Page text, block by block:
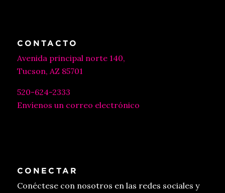
CONTACTO
Avenida principal norte 140,
Tucson, AZ 85701
520-624-2333
Envíenos un correo electrónico
CONECTAR
Conéctese con nosotros en las redes sociales y